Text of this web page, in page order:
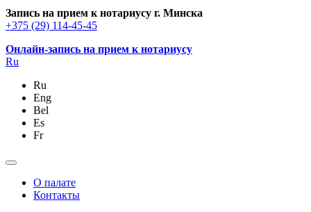
Запись на прием к нотариусу г. Минска
+375 (29) 114-45-45
Онлайн-запись на прием к нотариусу
Ru
Ru
Eng
Bel
Es
Fr
О палате
Контакты